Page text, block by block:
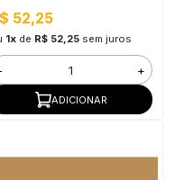
52,25
1xde R$ 52,25 sem juros
+
ADICIONAR